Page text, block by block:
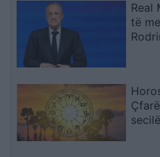
Real
të